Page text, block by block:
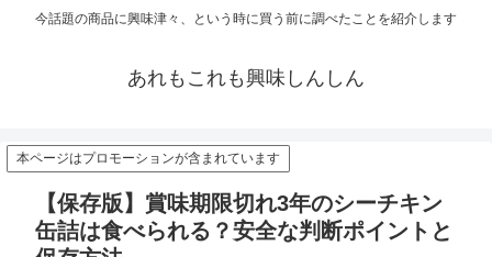
今話題の商品に興味津々、という時に買う前に調べたことを紹介します
あれもこれも興味しんしん
本ページはプロモーションが含まれています
【保存版】賞味期限切れ3年のシーチキン
缶詰は食べられる？安全な判断ポイントと